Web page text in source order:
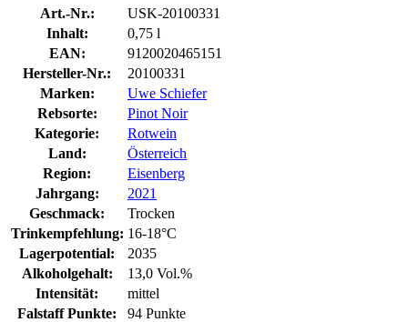
Art.-Nr.:
USK-20100331
Inhalt:
0,75 l
EAN:
9120020465151
Hersteller-Nr.:
20100331
Marken:
Uwe Schiefer
Rebsorte:
Pinot Noir
Kategorie:
Rotwein
Land:
Österreich
Region:
Eisenberg
Jahrgang:
2021
Geschmack:
Trocken
Trinkempfehlung: 16-18°C
Lagerpotential:
2035
Alkoholgehalt:
13,0 Vol.%
Intensität:
mittel
Falstaff Punkte:
94 Punkte